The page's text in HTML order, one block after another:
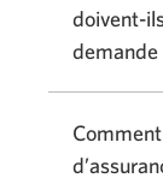
doivent-